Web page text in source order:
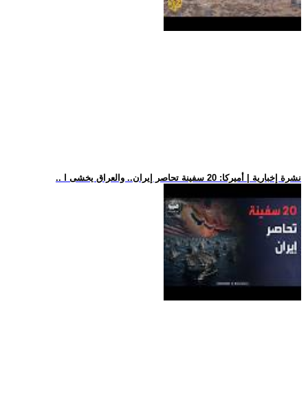
.. نشرة إخبارية | أميركا: 20 سفينة تحاصر إيران.. والعراق يخشى ا